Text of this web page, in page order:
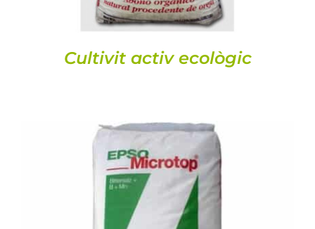
Cultivit activ ecològic